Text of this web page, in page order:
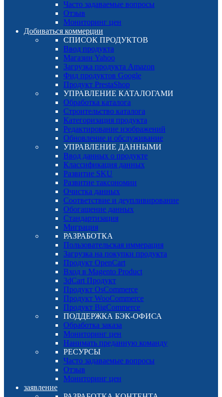
Часто задаваемые вопросы
Отзыв
Мониторинг цен
Добиваться коммерции
СПИСОК ПРОДУКТОВ
Ввод продукта
Магазин Yahoo
Загрузка продукта Amazon
Фид продуктов Google
Продукт PrestaShop
УПРАВЛЕНИЕ КАТАЛОГАМИ
Обработка каталога
Строительство каталога
Категоризация продукта
Редактирование изображений
Обновление и обслуживание
УПРАВЛЕНИЕ ДАННЫМИ
Ввод данных о продукте
Классификация данных
Развитие SKU
Развитие таксономии
Очистка данных
Соответствие и деупливирование
Обогащение данных
Стандартизация
Миграция
РАЗРАБОТКА
Пользовательская иммерация
Загрузка на покупки продукта
Продукт OpenCart
Вход в Magento Product
3dCart Продукт
Продукт OsCommerce
Продукт WooCommerce
Продукт BigCommerce
ПОДДЕРЖКА БЭК-ОФИСА
Обработка заказа
Мониторинг цен
Нанимать преданную команду
РЕСУРСЫ
Часто задаваемые вопросы
Отзыв
Мониторинг цен
заявление